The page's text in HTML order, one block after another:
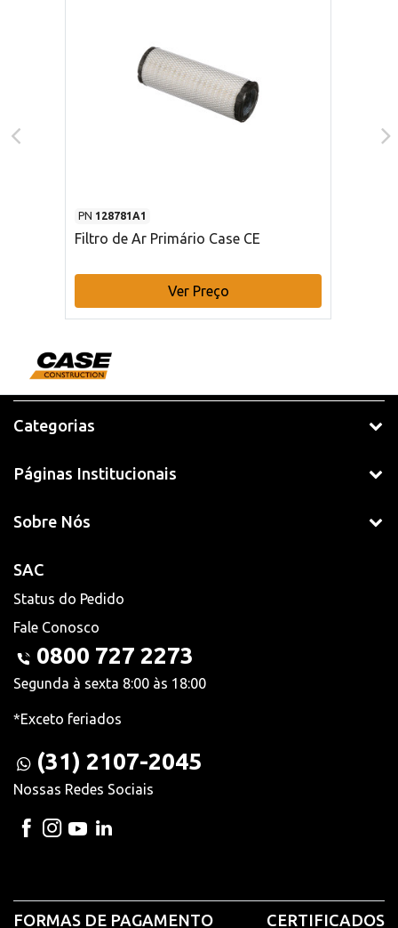
PN 128781A1
Filtro de Ar Primário Case CE
Ver Preço
Categorias
Páginas Institucionais
Sobre Nós
SAC
Status do Pedido
Fale Conosco
0800 727 2273
Segunda à sexta 8:00 às 18:00
*Exceto feriados
(31) 2107-2045
Nossas Redes Sociais
FORMAS DE PAGAMENTO CERTIFICADOS